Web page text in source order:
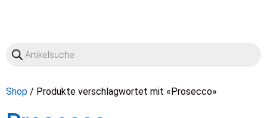
Shop / Produkte verschlagwortet mit «Prosecco»